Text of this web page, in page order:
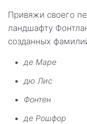
Привяжи своего
ландшафту
созданных
де Маре
дю Лис
Фонтен
де Рошфор